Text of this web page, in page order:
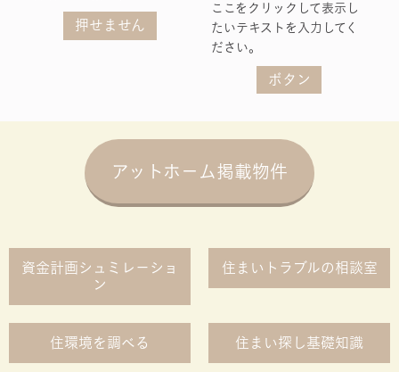
押せません
ここをクリックして表示し
たいテキストを入力してく
ださい。
ボタン
アットホ－ム掲載物件
資金計画シュミレ－ショ
ン
住まいトラブルの相談室
住環境を調べる 住まい探し基礎知識